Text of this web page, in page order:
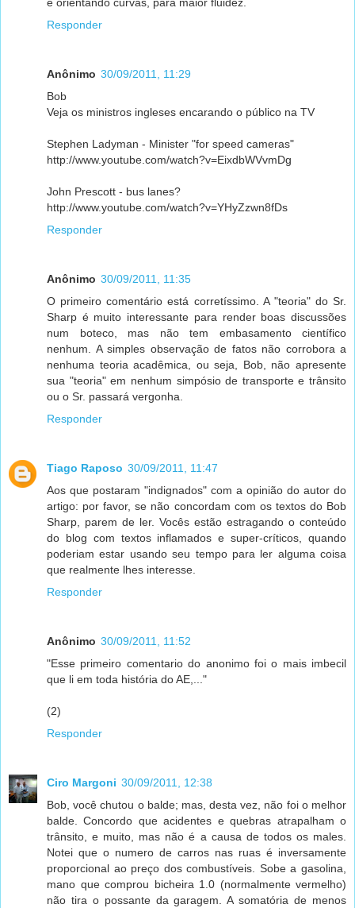
e orientando curvas, para maior fluidez.
Responder
Anônimo 30/09/2011, 11:29
Bob
Veja os ministros ingleses encarando o público na TV
Stephen Ladyman - Minister "for speed cameras"
http://www.youtube.com/watch?v=EixdbWVvmDg
John Prescott - bus lanes?
http://www.youtube.com/watch?v=YHyZzwn8fDs
Responder
Anônimo 30/09/2011, 11:35
O primeiro comentário está corretíssimo. A "teoria" do Sr.
Sharp é muito interessante para render boas discussões
num boteco, mas não tem embasamento científico
nenhum. A simples observação de fatos não corrobora a
nenhuma teoria acadêmica, ou seja, Bob, não apresente
sua "teoria" em nenhum simpósio de transporte e trânsito
ou o Sr. passará vergonha.
Responder
Tiago Raposo 30/09/2011, 11:47
Aos que postaram "indignados" com a opinião do autor do
artigo: por favor, se não concordam com os textos do Bob
Sharp, parem de ler. Vocês estão estragando o conteúdo
do blog com textos inflamados e super-críticos, quando
poderiam estar usando seu tempo para ler alguma coisa
que realmente lhes interesse.
Responder
Anônimo 30/09/2011, 11:52
"Esse primeiro comentario do anonimo foi o mais imbecil
que li em toda história do AE,..."
(2)
Responder
Ciro Margoni 30/09/2011, 12:38
Bob, você chutou o balde; mas, desta vez, não foi o melhor
balde. Concordo que acidentes e quebras atrapalham o
trânsito, e muito, mas não é a causa de todos os males.
Notei que o numero de carros nas ruas é inversamente
proporcional ao preço dos combustíveis. Sobe a gasolina,
mano que comprou bicheira 1.0 (normalmente vermelho)
não tira o possante da garagem. A somatória de menos